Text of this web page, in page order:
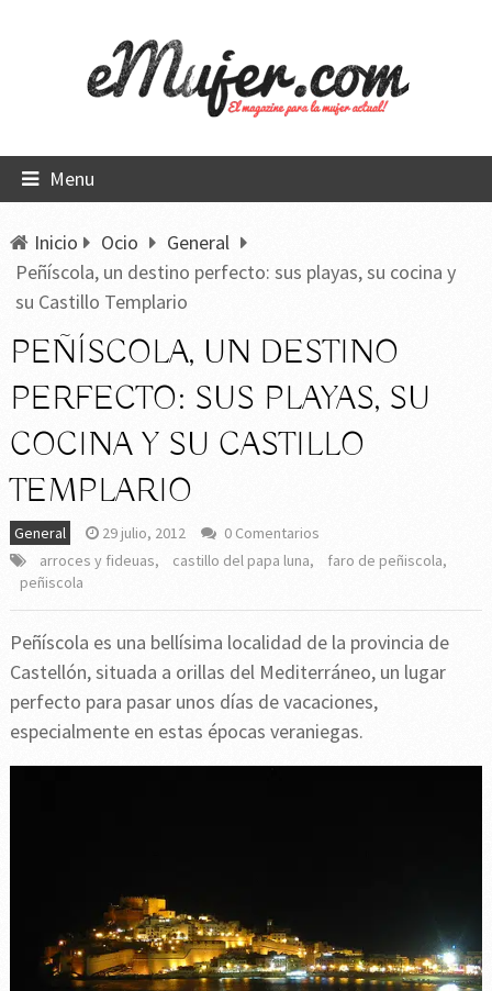
Menu
Inicio Ocio
General
Peñíscola, un destino perfecto: sus playas, su cocina y
su Castillo Templario
PEÑÍSCOLA, UN DESTINO
PERFECTO: SUS PLAYAS, SU
COCINA Y SU CASTILLO
TEMPLARIO
General 29 julio, 2012
0 Comentarios
arroces y fideuas, castillo del papa luna, faro de peñiscola,
peñiscola
Peñíscola es una bellísima localidad de la provincia de
Castellón, situada a orillas del Mediterráneo, un lugar
perfecto para pasar unos días de vacaciones,
especialmente en estas épocas veraniegas.